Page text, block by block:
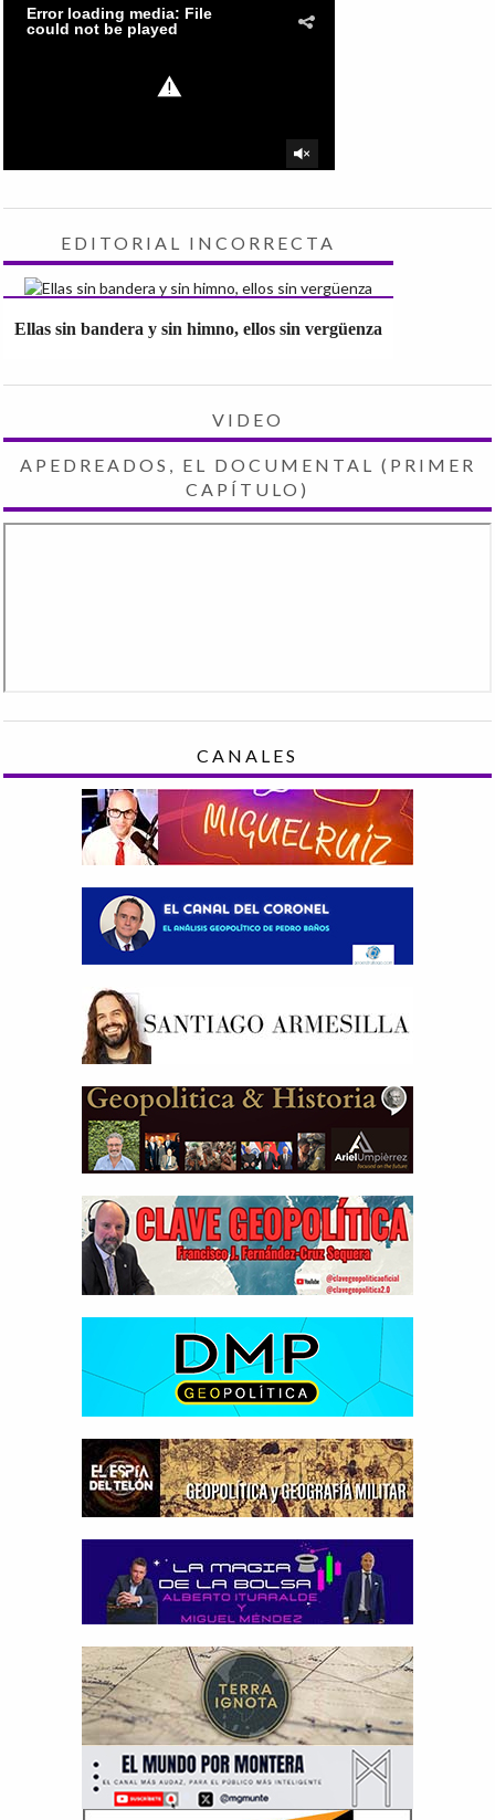
EDITORIAL INCORRECTA
Ellas sin bandera y sin himno, ellos sin vergüenza
VIDEO
APEDREADOS, EL DOCUMENTAL (PRIMER
CAPÍTULO)
CANALES